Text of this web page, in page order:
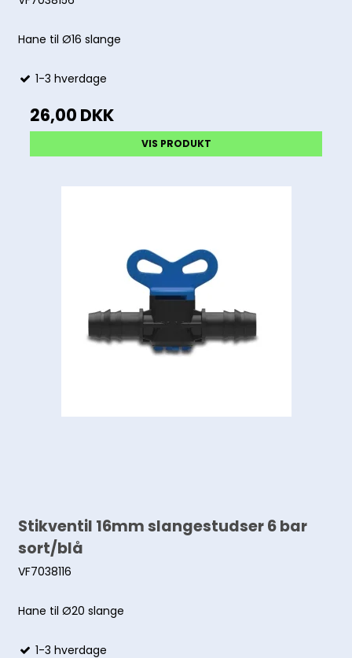
Hane til Ø16 slange
1-3 hverdage
26,00 DKK
VIS PRODUKT
Stikventil 16mm slangestudser 6 bar
sort/blå
VF7038116
Hane til Ø20 slange
1-3 hverdage